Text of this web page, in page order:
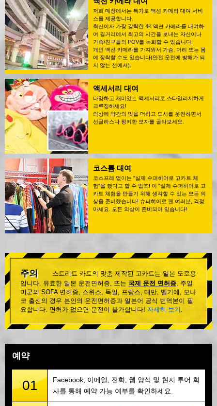
저희 매장에서는 특가로 액션 카메라 대여 서비
스를 제공합니다.
최신이자 가장 강력한 4K 액션 카메라를 대여하
여 길거리에서 최고의 시간을 보내는 자신이나
가족/친구들의 POV를 녹화할 수 있습니다.
개인 액션 카메라를 가져와서 가슴, 머리 또는 몸
에 장착할 수도 있습니다(안전 운전에 방해가 되
지 않는 선에서).
액세서리 대여
다양하고 재미있는 액세서리로 스타일리시하게
크루징하세요!
의상에 약간의 멋을 더하고 도시를 운전하면서
선글라스나 펑키한 모자를 골라보세요.
코스튬 대여
코스프레 없이는 "실제 슈퍼히어로 고카트 체
험"을 했다고 할 수 없죠! 이 "실제 슈퍼히어로 고
카트 체험을 만들기 위해 생각할 수 있는 모든 의
상을 준비했습니다! 슈퍼히어로 팬 여러분, 걱정
마세요. 모든 의상이 준비되어 있습니다!
주의
스트리트 카트의 맞춤 제작된 고카트는 일본 도로용
입니다. 유효한 일본 운전면허증, 또는 국제 운전 면허증, 주일
미군의 SOFA 면허증, 스위스, 독일, 프랑스, 대만, 벨기에, 모나
코 출신의 경우 본인의 운전면허증과 일본어 공식 번역본이 필
요합니다. 면허가 없으면 운전이 불가합니다! 자세히 보기 .
예약
01
Facebook, 이메일, 전화, 웹 양식 및 현지 투어 회
사를 통해 예약 가능 여부를 확인하세요.